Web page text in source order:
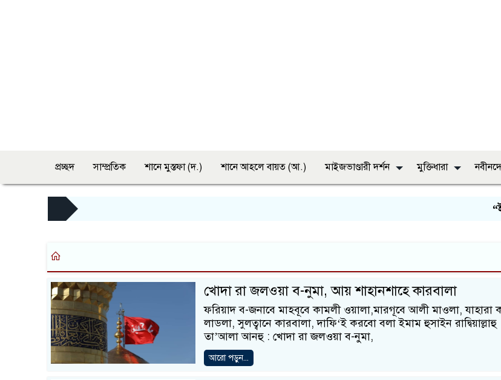
প্রচ্ছদ সাম্প্রতিক শানে মুস্তফা (দ.) শানে আহলে বায়ত (আ.) মাইজভাণ্ডারী দর্শন মুক্তিধারা
খোদা রা জলওয়া ব-নুমা, আয় শাহানশাহে কারবালা
ফরিয়াদ ব-জনাবে মাহবূবে কামলী ওয়ালা,মারগূবে আলী মাওলা, যাহারা
লাডলা, সুলত্বানে কারবালা, দাফি‘ই করবো বলা ইমাম হুসাইন রাদ্বিয়াল্লাহু
তা’আলা আনহু : খোদা রা জলওয়া ব-নুমা,
আরো পড়ুন...